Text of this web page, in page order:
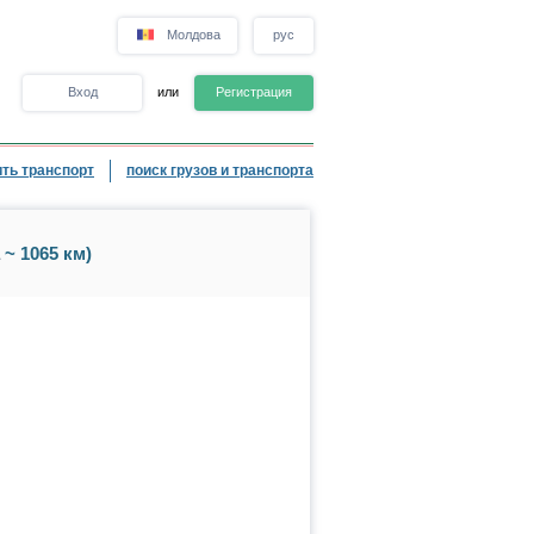
Молдова рус
Вход или Регистрация
транспорт поиск грузов и транспорта
~ 1065 км)